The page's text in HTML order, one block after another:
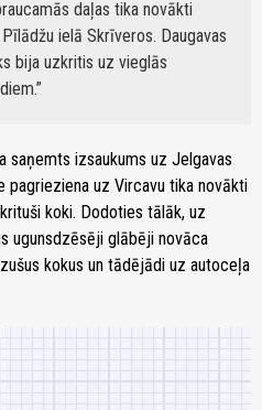
daļas tika novākti
ielā Skrīveros. Daugavas
bija uzkritis uz vieglās
saņemts izsaukums uz Jelgavas
pagrieziena uz Vircavu tika novākti
koki. Dodoties tālāk, uz
ugunsdzēsēji glābēji novāca
kokus un tādējādi uz autoceļa